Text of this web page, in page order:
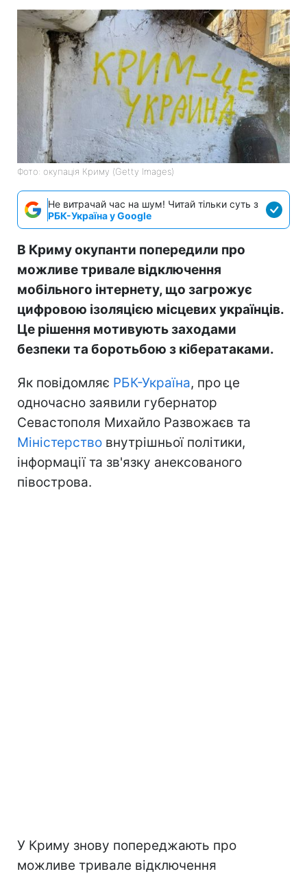
Фото: окупація Криму (Getty Images)
Не витрачай час на шум! Читай тільки суть з
РБК-Україна у Google
В Криму окупанти попередили про
можливе тривале відключення
мобільного інтернету, що загрожує
цифровою ізоляцією місцевих українців.
Це рішення мотивують заходами
безпеки та боротьбою з кібератаками.
Як повідомляє РБК-Україна, про це
одночасно заявили губернатор
Севастополя Михайло Развожаєв та
Міністерство внутрішньої політики,
інформації та зв'язку анексованого
півострова.
У Криму знову попереджають про
можливе тривале відключення